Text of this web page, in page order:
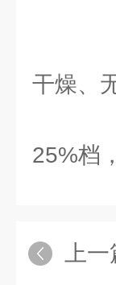
2
3
干燥、
4
25%档
上一